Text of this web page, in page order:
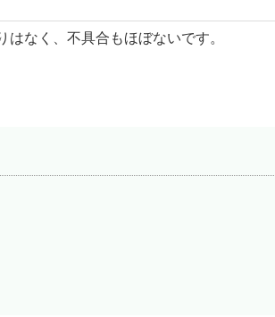
なく、不具合もほぼないです。